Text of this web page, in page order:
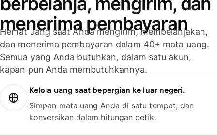
menerima pembayaran
Hemat uang saat Anda mengirim, membelanjakan,
dan menerima pembayaran dalam 40+ mata uang.
Semua yang Anda butuhkan, dalam satu akun,
kapan pun Anda membutuhkannya.
Kelola uang saat bepergian ke luar negeri.
Simpan mata uang Anda di satu tempat, dan
konversikan dalam hitungan detik.